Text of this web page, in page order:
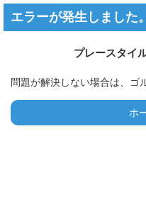
エラーが発生しました。
プレースタイ
問題が解決しない場合は、ゴ
ホ